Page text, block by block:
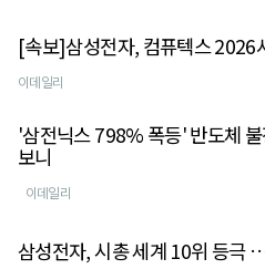
[속보]삼성전자, 컴퓨텍스 2026
이데일리
'삼전닉스 798% 폭등' 반도체
보니
이데일리
삼성전자, 시총 세계 10위 등극